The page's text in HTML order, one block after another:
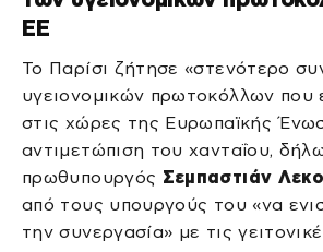
ΕΕ
Το Παρίσι ζήτησε «στενότερο
υγειονομικών πρωτοκόλλων που
στις χώρες της Ευρωπαϊκής
αντιμετώπιση του χανταΐου,
πρωθυπουργός Σεμπαστιάν
από τους υπουργούς του «να
την συνεργασία» με τις